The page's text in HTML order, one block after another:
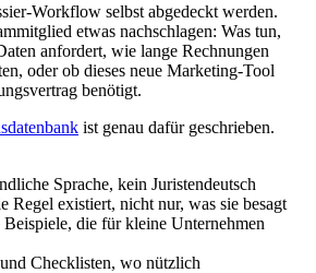
Workflow selbst abgedeckt werden.
etwas nachschlagen: Was tun,
anfordert, wie lange Rechnungen
oder ob dieses neue Marketing-Tool
benötigt.
ist genau dafür geschrieben.
Sprache, kein Juristendeutsch
Regel existiert, nicht nur, was sie besagt
die für kleine Unternehmen
Checklisten, wo nützlich